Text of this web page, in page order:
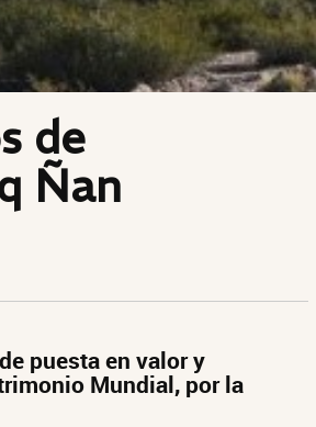
de
Ñan
puesta en valor y
Mundial, por la